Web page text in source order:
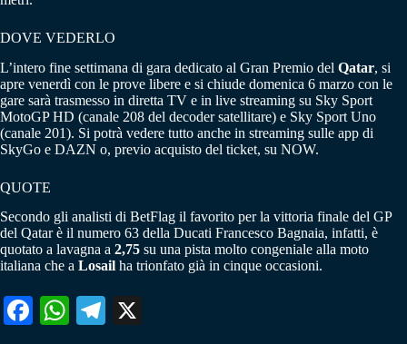
DOVE VEDERLO
L’intero fine settimana di gara dedicato al Gran Premio del Qatar, si
apre venerdì con le prove libere e si chiude domenica 6 marzo con le
gare sarà trasmesso in diretta TV e in live streaming su Sky Sport
MotoGP HD (canale 208 del decoder satellitare) e Sky Sport Uno
(canale 201). Si potrà vedere tutto anche in streaming sulle app di
SkyGo e DAZN o, previo acquisto del ticket, su NOW.
QUOTE
Secondo gli analisti di BetFlag il favorito per la vittoria finale del GP
del Qatar è il numero 63 della Ducati Francesco Bagnaia, infatti, è
quotato a lavagna a 2,75 su una pista molto congeniale alla moto
italiana che a Losail ha trionfato già in cinque occasioni.
Fa W
Te